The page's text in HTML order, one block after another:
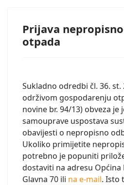
Prijava
otpada
Sukladno odredbi čl. 36. st.
održivom gospodarenju
novine br. 94/13) obveza je
samouprave uspostava
obavijesti o nepropisno
Ukoliko primijetite
potrebno je popuniti
dostaviti na adresu Općina
Glavna 70 ili na e-mail. Isto